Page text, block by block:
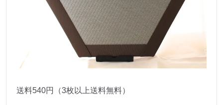
送料540円（3枚以上送料無料）